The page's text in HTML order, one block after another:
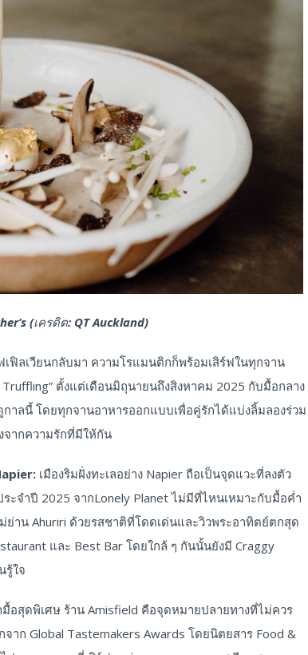
(เครดิต: QT Auckland)
เฟิลเวียนกลับมา ความโรแมนติกก็พร้อมเสิร์ฟในทุกจาน
ตั้งแต่เดือนมิถุนายนถึงสิงหาคม 2025 กับมื้อกลาง
าลนี้ โดยทุกจานอาหารออกแบบเพื่อคู่รักได้แบ่งลิ้มลองร่วม
จากความรักที่มีให้กัน
เมืองริมฝั่งทะเลอย่าง Napier ถือเป็นจุดแวะที่ลงตัว
จำปี 2025 จากLonely Planet ไม่มีที่ไหนเหมาะกับมื้อค่ำ
ย่าน Ahuriri ด้วยรสชาติที่โดดเด่นและวิวพระอาทิตย์ตกสุด
และ Best Bar โดยใกล้ ๆ กันนั้นยังมี Craggy
รู้ใจ
อสุดพิเศษ ร้าน Amisfield คือจุดหมายปลายทางที่ไม่ควร
ก Global Tastemakers Awards โดยนิตยสาร Food &